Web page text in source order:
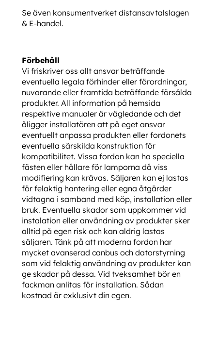
Se även konsumentverket distansavtalslagen
& E-handel.
Förbehåll
Vi friskriver oss allt ansvar beträffande
eventuella legala förhinder eller förordningar,
nuvarande eller framtida beträffande försålda
produkter. All information på hemsida
respektive manualer är vägledande och det
åligger installatören att på eget ansvar
eventuellt anpassa produkten eller fordonets
eventuella särskilda konstruktion för
kompatibilitet. Vissa fordon kan ha speciella
fästen eller hållare för lamporna då viss
modifiering kan krävas. Säljaren kan ej lastas
för felaktig hantering eller egna åtgärder
vidtagna i samband med köp, installation eller
bruk. Eventuella skador som uppkommer vid
instalation eller användning av produkter sker
alltid på egen risk och kan aldrig lastas
säljaren. Tänk på att moderna fordon har
mycket avanserad canbus och datorstyrning
som vid felaktig användning av produkter kan
ge skador på dessa. Vid tveksamhet bör en
fackman anlitas för installation. Sådan
kostnad är exklusivt din egen.